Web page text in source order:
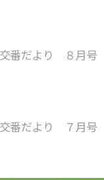
交番だより ８月号
交番だより ７月号